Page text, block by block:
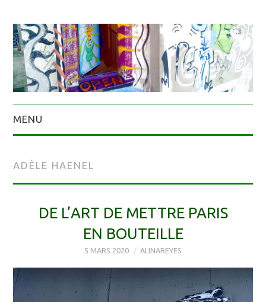
MENU
ADÈLE HAENEL
DE L’ART DE METTRE PARIS
EN BOUTEILLE
5 MARS 2020 ALINAREYES